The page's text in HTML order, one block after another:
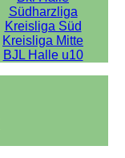
Südharzliga
Kreisliga Süd
Kreisliga Mitte
BJL Halle u10